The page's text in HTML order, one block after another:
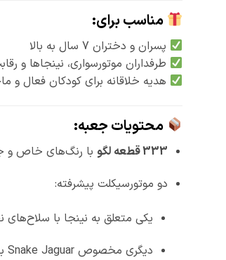
مناسب برای:
پسران و دختران 7 سال به بالا
طرفداران موتورسواری، نینجاها و
هدیه خلاقانه برای کودکان فعال و
محتویات جعبه:
333 قطعه لگو
با رنگ‌های خاص و
دو موتورسیکلت پیشرفته:
یکی متعلق به نینجا با
دیگری مخصوص Snake Jaguar با طراحی خشن و تاریک